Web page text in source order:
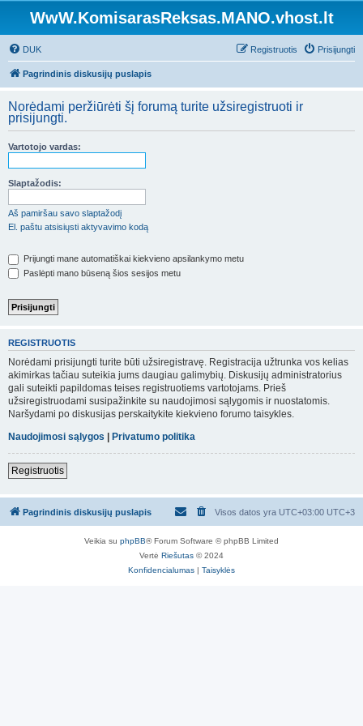
WwW.KomisarasReksas.MANO.vhost.lt
DUK Prisijungti
Registruotis
Pagrindinis diskusijų puslapis
Norėdami peržiūrėti šį forumą turite užsiregistruoti ir
prisijungti.
Vartotojo vardas:
Slaptažodis:
Aš pamiršau savo slaptažodį
El. paštu atsisiųsti aktyvavimo kodą
Prijungti mane automatiškai kiekvieno apsilankymo metu
Paslėpti mano būseną šios sesijos metu
REGISTRUOTIS
Norėdami prisijungti turite būti užsiregistravę. Registracija užtrunka vos kelias
akimirkas tačiau suteikia jums daugiau galimybių. Diskusijų administratorius
gali suteikti papildomas teises registruotiems vartotojams. Prieš
užsiregistruodami susipažinkite su naudojimosi sąlygomis ir nuostatomis.
Naršydami po diskusijas perskaitykite kiekvieno forumo taisykles.
Naudojimosi sąlygos | Privatumo politika
Registruotis
Pagrindinis diskusijų puslapis Visos datos yra UTC+03:00 UTC+3
Veikia su phpBB® Forum Software © phpBB Limited
Vertė Riešutas © 2024
Konfidencialumas | Taisyklės